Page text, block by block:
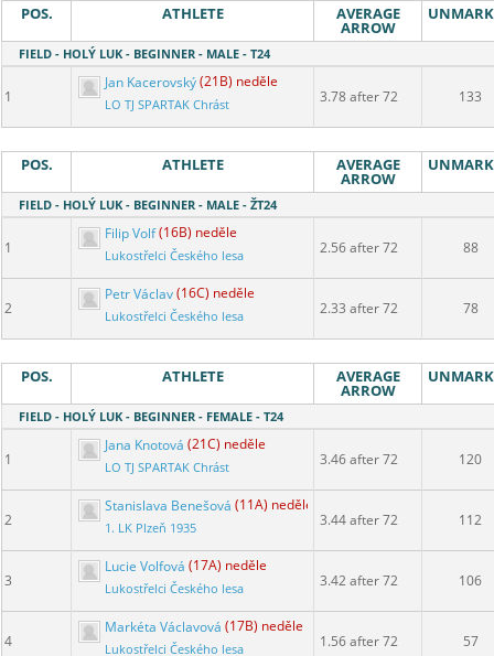
POS. ATHLETE AVERAGE
ARROW
FIELD - HOLÝ LUK - BEGINNER - MALE - T24
1
Jan Kacerovský(21B) neděle
LO TJ SPARTAK Chrást 3.78 after 72 133
POS. ATHLETE AVERAGE
ARROW
FIELD - HOLÝ LUK - BEGINNER - MALE - ŽT24
1
Filip Volf(16B) neděle
Lukostřelci Českého lesa 2.56 after 72 88
2
Petr Václav(16C) neděle
Lukostřelci Českého lesa 2.33 after 72 78
POS. ATHLETE AVERAGE
ARROW
FIELD - HOLÝ LUK - BEGINNER - FEMALE - T24
1
Jana Knotová (21C) neděle
LO TJ SPARTAK Chrást 3.46 after 72 120
2
Stanislava Benešová (11A) neděle
1. LK Plzeň 1935 3.44 after 72 112
3
Lucie Volfová (17A) neděle
Lukostřelci Českého lesa 3.42 after 72 106
4
Markéta Václavová (17B) neděle
Lukostřelci Českého lesa 1.56 after 72 57